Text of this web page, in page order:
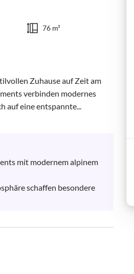
76 m²
Zuhause auf Zeit am
verbinden modernes
auf eine entspannte...
mit modernem alpinem
schaffen besondere